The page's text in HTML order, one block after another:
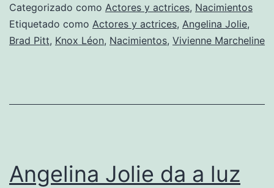
Categorizado como Actores y actrices, Nacimientos
Etiquetado como Actores y actrices, Angelina Jolie,
Brad Pitt, Knox Léon, Nacimientos, Vivienne Marcheline
Angelina Jolie da a luz